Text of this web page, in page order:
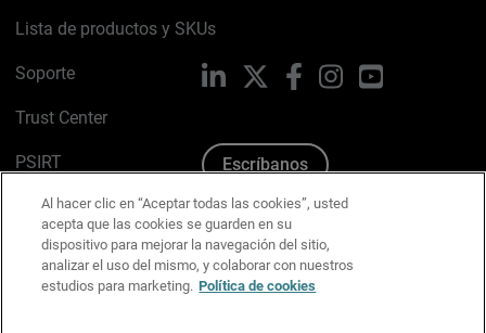
Lista de productos y SKUs
Soporte
Trust Center
PSIRT
Política de cookies
Política de privacidad
Kit de medios y marca
LinkedIn FacebookInstagramYouTube
Escríbanos
Al hacer clic en “Aceptar todas las cookies”, usted
acepta que las cookies se guarden en su
dispositivo para mejorar la navegación del sitio,
analizar el uso del mismo, y colaborar con nuestros
estudios para marketing. Política de cookies